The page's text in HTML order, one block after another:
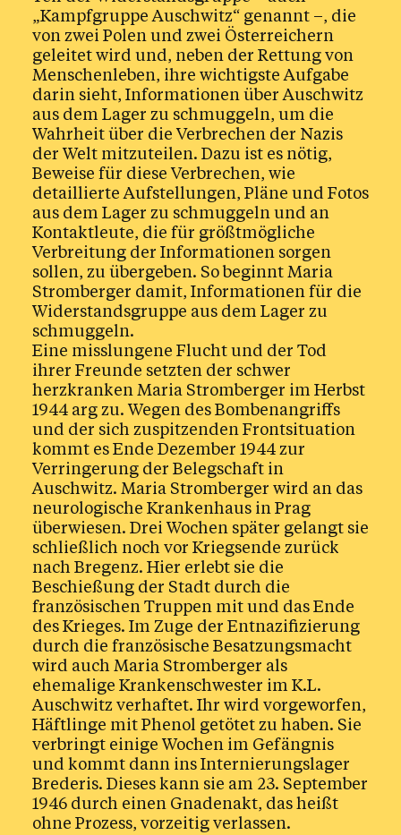
„Kampfgruppe Auschwitz“ genannt –, die
von zwei Polen und zwei Österreichern
geleitet wird und, neben der Rettung von
Menschenleben, ihre wichtigste Aufgabe
darin sieht, Informationen über Auschwitz
aus dem Lager zu schmuggeln, um die
Wahrheit über die Verbrechen der Nazis
der Welt mitzuteilen. Dazu ist es nötig,
Beweise für diese Verbrechen, wie
detaillierte Aufstellungen, Pläne und Fotos
aus dem Lager zu schmuggeln und an
Kontaktleute, die für größtmögliche
Verbreitung der Informationen sorgen
sollen, zu übergeben. So beginnt Maria
Stromberger damit, Informationen für die
Widerstandsgruppe aus dem Lager zu
schmuggeln.
Eine misslungene Flucht und der Tod
ihrer Freunde setzten der schwer
herzkranken Maria Stromberger im Herbst
1944 arg zu. Wegen des Bombenangriffs
und der sich zuspitzenden Frontsituation
kommt es Ende Dezember 1944 zur
Verringerung der Belegschaft in
Auschwitz. Maria Stromberger wird an das
neurologische Krankenhaus in Prag
überwiesen. Drei Wochen später gelangt sie
schließlich noch vor Kriegsende zurück
nach Bregenz. Hier erlebt sie die
Beschießung der Stadt durch die
französischen Truppen mit und das Ende
des Krieges. Im Zuge der Entnazifizierung
durch die französische Besatzungsmacht
wird auch Maria Stromberger als
ehemalige Krankenschwester im K.L.
Auschwitz verhaftet. Ihr wird vorgeworfen,
Häftlinge mit Phenol getötet zu haben. Sie
verbringt einige Wochen im Gefängnis
und kommt dann ins Internierungslager
Brederis. Dieses kann sie am 23. September
1946 durch einen Gnadenakt, das heißt
ohne Prozess, vorzeitig verlassen.